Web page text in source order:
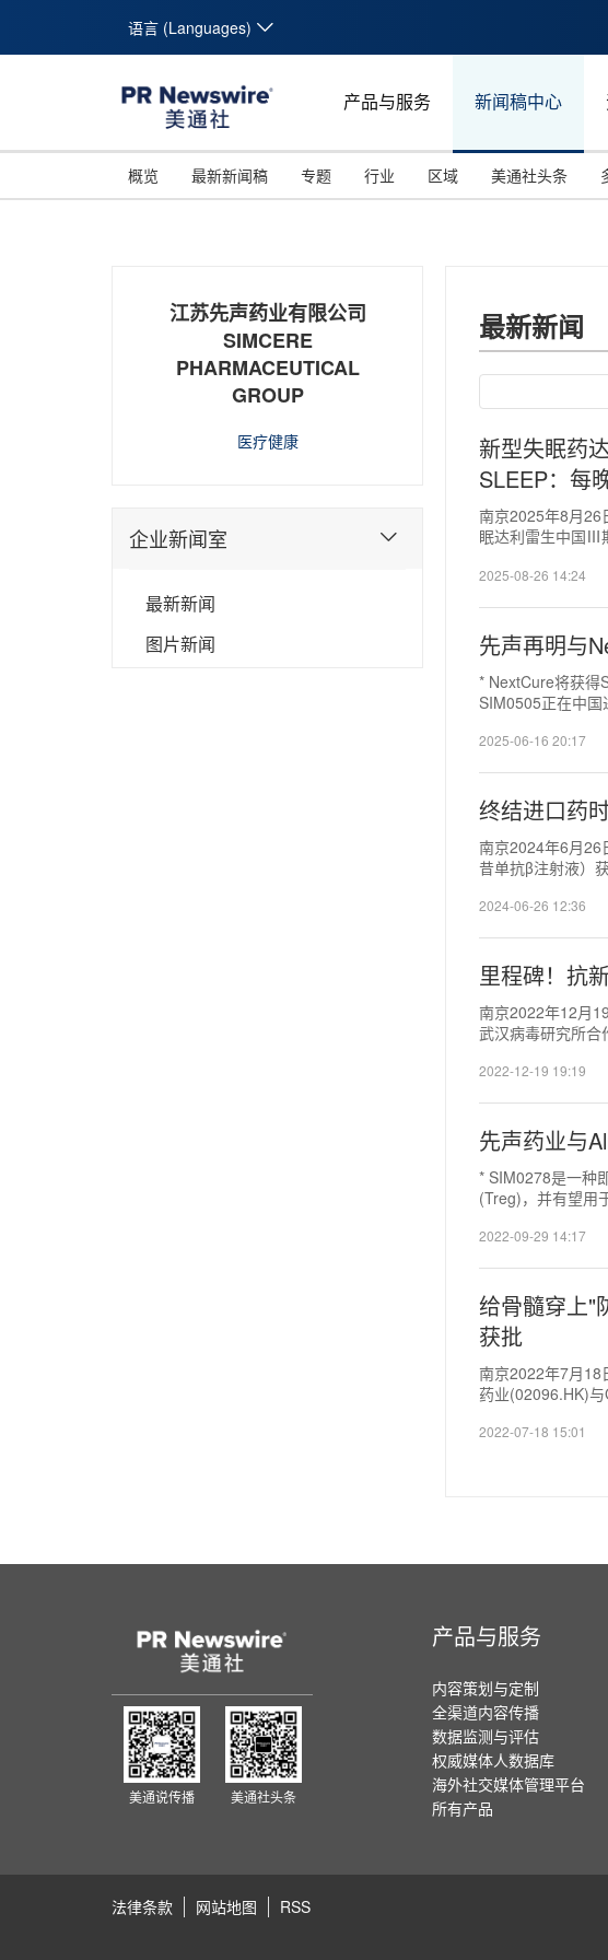
语言 (Languages)
产品与服务 新闻稿中心
概览 最新新闻稿 专题 行业 区域 美通社头条
江苏先声药业有限公司
SIMCERE
PHARMACEUTICAL
GROUP
医疗健康
企业新闻室
最新新闻
图片新闻
最新新闻
新型失眠药
SLEEP：每
南京2025年8月26
眠达利雷生中国Ⅲ
2025-08-26 14:24
先声再明与
* NextCure将获得
SIM0505正在中
2025-06-16 20:17
终结进口药
南京2024年6月26
昔单抗β注射液）
2024-06-26 12:36
里程碑！抗
南京2022年12月
武汉病毒研究所合
2022-12-19 19:19
先声药业与
* SIM0278是一种
(Treg)，并有望用
2022-09-29 14:17
给骨髓穿上"
获批
南京2022年7月18
药业(02096.HK)
2022-07-18 15:01
美通说传播 美通社头条
产品与服务
内容策划与定制
全渠道内容传播
数据监测与评估
权威媒体人数据库
海外社交媒体管理平台
所有产品
法律条款 网站地图 RSS